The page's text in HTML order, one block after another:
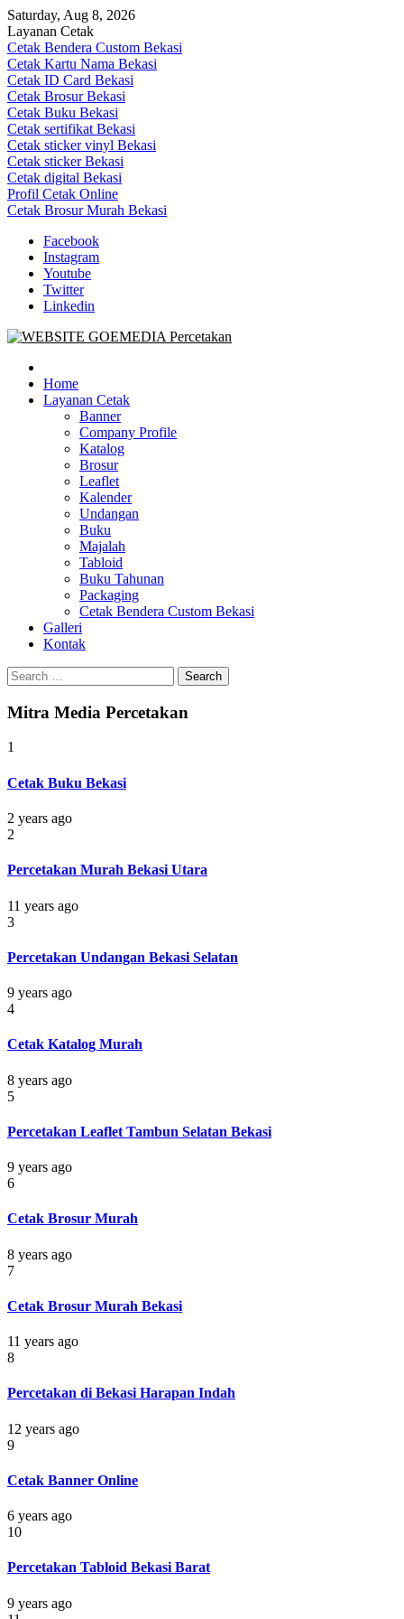
Skip
to
content
Saturday, Aug 8, 2026
Layanan Cetak
Cetak Bendera Custom Bekasi
Cetak Kartu Nama Bekasi
Cetak ID Card Bekasi
Cetak Brosur Bekasi
Cetak Buku Bekasi
Cetak sertifikat Bekasi
Cetak sticker vinyl Bekasi
Cetak sticker Bekasi
Cetak digital Bekasi
Profil Cetak Online
Cetak Brosur Murah Bekasi
Facebook
Instagram
Youtube
Twitter
Linkedin
Goe Media Percetakan | 0822-4439-5599 (Call/WA)
0822-4439-5599 (Call/WA) Percetakan jasa cetak banner buku yasin
invoice kartu nama label map nota spanduk stiker undangan
pernikahan murah online 24 jam
Home
Layanan Cetak
Banner
Company Profile
Katalog
Brosur
Leaflet
Kalender
Undangan
Buku
Majalah
Tabloid
Buku Tahunan
Packaging
Cetak Bendera Custom Bekasi
Galleri
Kontak
Search
for:
Mitra Media Percetakan
1
Cetak Buku Bekasi
2 years ago
2
Percetakan Murah Bekasi Utara
11 years ago
3
Percetakan Undangan Bekasi Selatan
9 years ago
4
Cetak Katalog Murah
8 years ago
5
Percetakan Leaflet Tambun Selatan Bekasi
9 years ago
6
Cetak Brosur Murah
8 years ago
7
Cetak Brosur Murah Bekasi
11 years ago
8
Percetakan di Bekasi Harapan Indah
12 years ago
9
Cetak Banner Online
6 years ago
10
Percetakan Tabloid Bekasi Barat
9 years ago